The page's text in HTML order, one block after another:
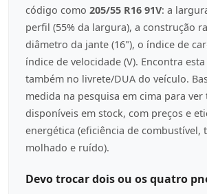
código como 205/55 R16 91V: a
perfil (55% da largura), a construção
diâmetro da jante (16"), o índice de
índice de velocidade (V). Encontra
também no livrete/DUA do veículo.
medida na pesquisa em cima para ver
disponíveis em stock, com preços e
energética (eficiência de combustível,
molhado e ruído).
Devo trocar dois ou os quatro